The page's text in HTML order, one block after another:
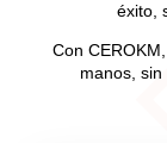
éxito,
Con
manos,